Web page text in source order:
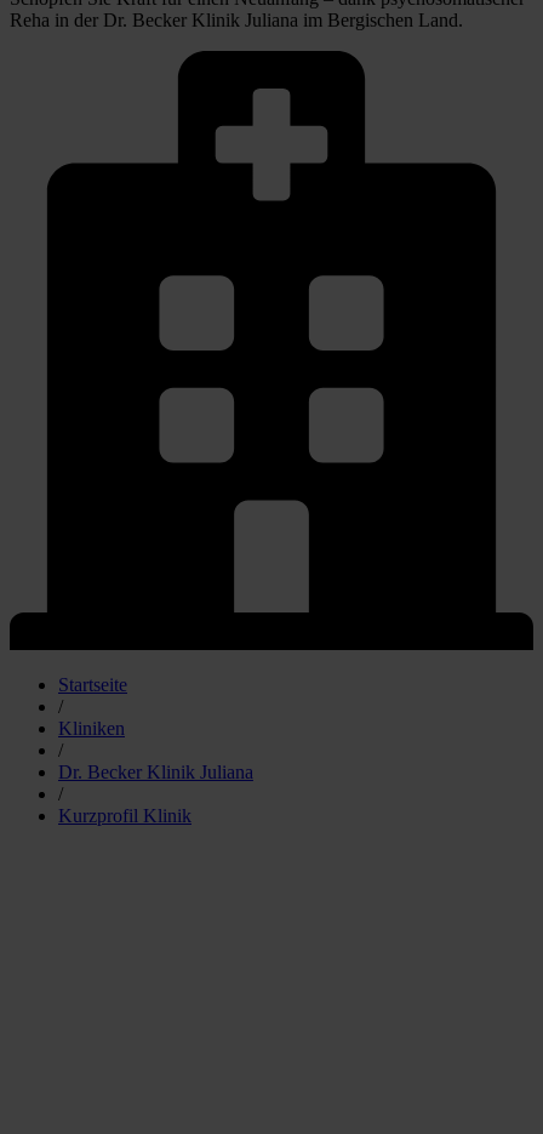
Reha in der Dr. Becker Klinik Juliana im Bergischen Land.
Startseite
/
Kliniken
/
Dr. Becker Klinik Juliana
/
Kurzprofil Klinik